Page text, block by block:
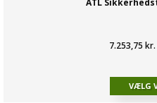
ATL
7.253,75